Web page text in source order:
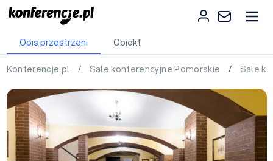
Opis przestrzeni Obiekt
Konferencje.pl / Sale konferencyjne Pomorskie / Sale